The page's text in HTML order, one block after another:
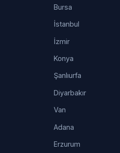
Bursa
İstanbul
İzmir
Konya
Şanlıurfa
Diyarbakır
Van
Adana
Erzurum